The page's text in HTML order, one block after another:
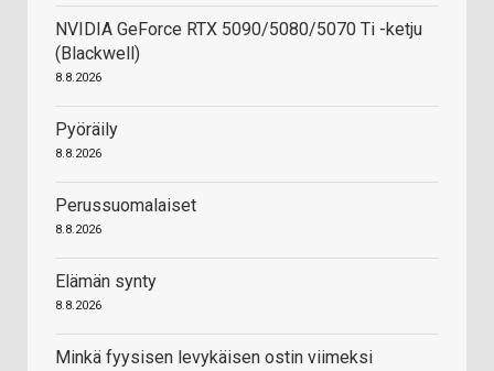
NVIDIA GeForce RTX 5090/5080/5070 Ti -ketju
(Blackwell)
8.8.2026
Pyöräily
8.8.2026
Perussuomalaiset
8.8.2026
Elämän synty
8.8.2026
Minkä fyysisen levykäisen ostin viimeksi